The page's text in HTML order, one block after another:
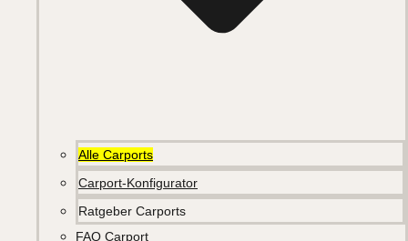
Alle Carports
Carport-Konfigurator
Ratgeber Carports
FAQ Carport